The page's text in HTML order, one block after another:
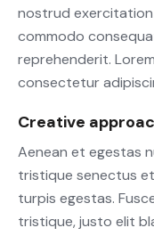
nostrud exercitation
commodo
reprehenderit.
consectetur
Creative
Aenean et egestas
tristique senectus
turpis egestas.
tristique, justo elit